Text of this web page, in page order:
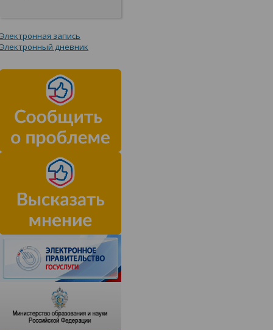
Электронная запись
Электронный дневник